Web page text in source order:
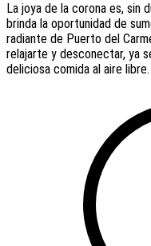
La joya de la corona es, sin
brinda la oportunidad de
radiante de Puerto del
relajarte y desconectar, ya
deliciosa comida al aire libre.